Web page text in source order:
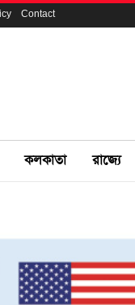
Contact
কলকাতা রাজ্যে